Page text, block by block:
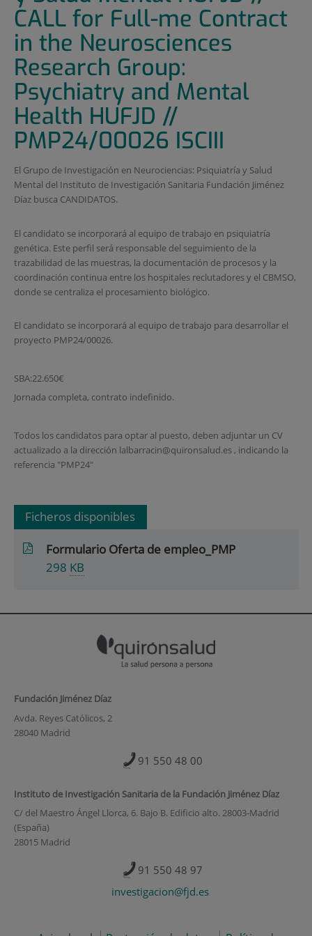
CALL for Full-me Contract
in the Neurosciences
Research Group:
Psychiatry and Mental
Health HUFJD //
PMP24/00026 ISCIII
El Grupo de Investigación en Neurociencias: Psiquiatría y Salud
Mental del Instituto de Investigación Sanitaria Fundación Jiménez
Díaz busca CANDIDATOS.
El candidato se incorporará al equipo de trabajo en psiquiatría
genética. Este perfil será responsable del seguimiento de la
trazabilidad de las muestras, la documentación de procesos y la
coordinación continua entre los hospitales reclutadores y el CBMSO,
donde se centraliza el procesamiento biológico.
El candidato se incorporará al equipo de trabajo para desarrollar el
proyecto PMP24/00026.
SBA:22.650€
Jornada completa, contrato indefinido.
Todos los candidatos para optar al puesto, deben adjuntar un CV
actualizado a la dirección lalbarracin@quironsalud.es , indicando la
referencia "PMP24"
Ficheros disponibles
Formulario Oferta de empleo_PMP
298 KB
Fundación Jiménez Díaz
Avda. Reyes Católicos, 2
28040 Madrid
91 550 48 00
Instituto de Investigación Sanitaria de la Fundación Jiménez Díaz
C/ del Maestro Ángel Llorca, 6. Bajo B. Edificio alto. 28003-Madrid
(España)
28015 Madrid
91 550 48 97
investigacion@fjd.es